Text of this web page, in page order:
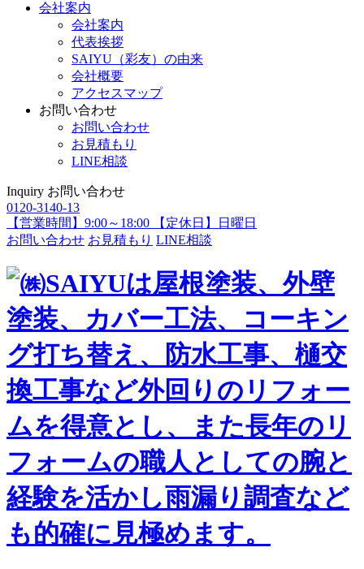
会社案内
会社案内
代表挨拶
SAIYU（彩友）の由来
会社概要
アクセスマップ
お問い合わせ
お問い合わせ
お見積もり
LINE相談
Inquiry お問い合わせ
0120-3140-13
【営業時間】9:00～18:00 【定休日】日曜日
お問い合わせ お見積もり LINE相談